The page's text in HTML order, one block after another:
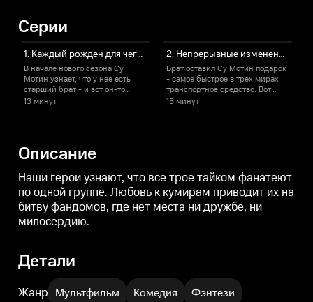
Серии
1. Каждый рожден для чего-то
В начале нового сезона Су
Мотин узнает, что у нее есть
старший брат - и вот он-то
унаследовал от родителей силу
13 минут
2. Непрерывные изменения – тоже вид постоянства.
Брат оставил Су Мотин подарок
- самое быстрое в трех мирах
транспортное средство. Вот
только ездить на работу на нем
15 минут
Описание
Наши герои узнают, что все трое тайком фанатеют
по одной группе. Любовь к кумирам приводит их на
битву фандомов, где нет места ни дружбе, ни
милосердию.
Детали
Жанр Мультфильм Комедия Фэнтези